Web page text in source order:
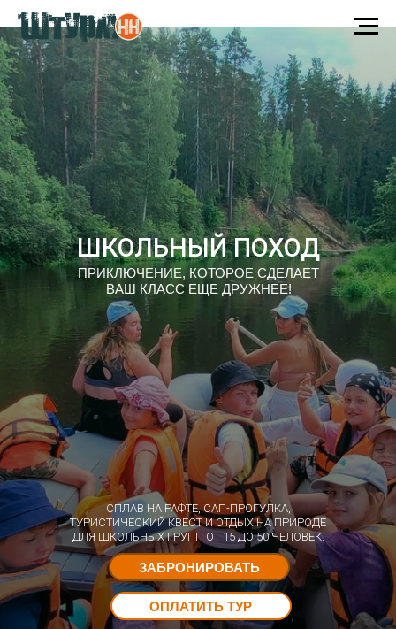
ШКОЛЬНЫЙ ПОХОД
ЗАБРОНИРОВАТЬ
ОПЛАТИТЬ ТУР
СПЛАВ НА РАФТЕ, САП-ПРОГУЛКА,
ТУРИСТИЧЕСКИЙ КВЕСТ И ОТДЫХ НА ПРИРОДЕ
ДЛЯ ШКОЛЬНЫХ ГРУПП ОТ 15 ДО 50 ЧЕЛОВЕК.
ПРИКЛЮЧЕНИЕ, КОТОРОЕ СДЕЛАЕТ
ВАШ КЛАСС ЕЩЕ ДРУЖНЕЕ!